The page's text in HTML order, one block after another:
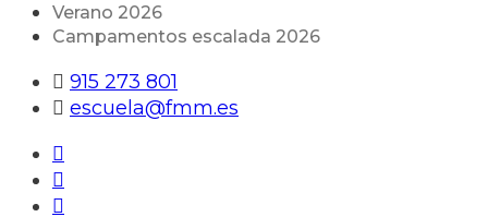
Verano 2026
Campamentos escalada 2026
915 273 801
escuela@fmm.es